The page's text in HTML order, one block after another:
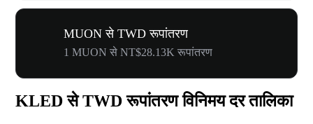
MUON से TWD रूपांतरण
1 MUON से NT$28.13K रूपांतरण
KLED से TWD रूपांतरण विनिमय दर तालिका